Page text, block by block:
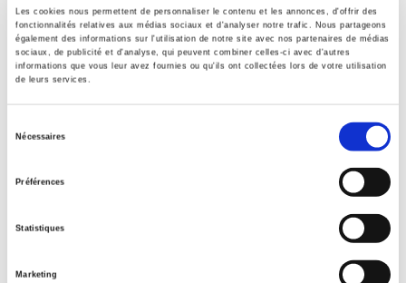
Les cookies nous permettent de personnaliser le contenu et les annonces, d'offrir des
fonctionnalités relatives aux médias sociaux et d'analyser notre trafic. Nous partageons
également des informations sur l'utilisation de notre site avec nos partenaires de médias
sociaux, de publicité et d'analyse, qui peuvent combiner celles-ci avec d'autres
informations que vous leur avez fournies ou qu'ils ont collectées lors de votre utilisation
de leurs services.
Nécessaires
Préférences
Statistiques
Marketing
Relatedtitles
L'action sociale en France
Le régime politique de l'Union européenne